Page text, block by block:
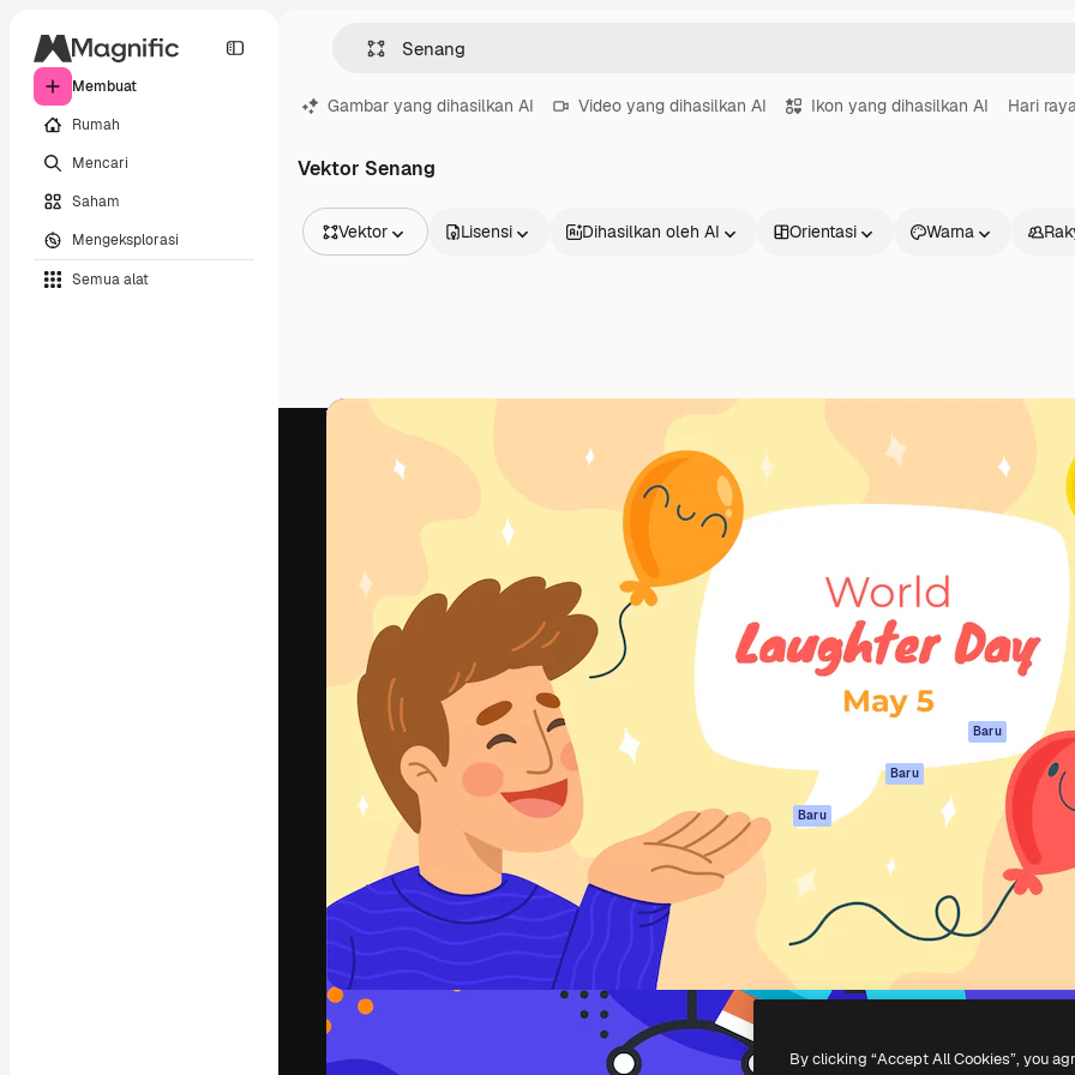
Membuat
Rumah
Mencari
Saham
Mengeksplorasi
Semua alat
Gambar yang dihasilkan AI Video yang dihasilkan AI Ikon yang dihasilkan AI Hari
Vektor Senang
Vektor
Video
Templat video
Lisensi Dihasilkan oleh AI Orientasi Warna
Platform kreatif untuk mengarahkan karya
terbaik Anda. Lebih dari 1 juta pelanggan
dari kalangan kreatif, perusahaan, agensi,
Bahasa Indonesia
Produk
Asisten AI
Generator gambar
AI
Generator video AI
Generator suara AI
MCP untuk
Claude/ChatGPT
Baru
Agen Baru
API
Aplikasi seluler
Semua alat
Magnific
Mulai
Dokumentasi
Dukungan
Ketentuan
Penggunaan
Kebijakan privasi
Baru
Kebijakan Cookie
Pusat
Afiliasi
Enterprise
2026 Freepik Company S.L.U. Hak cipta dilindungi undang-undang.
By clicking “Accept All Cookies”, you